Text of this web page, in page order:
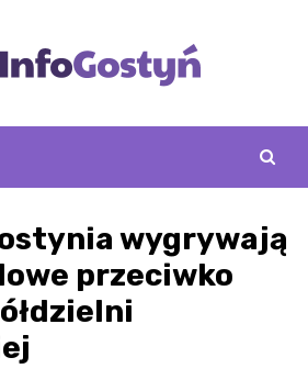
wygrywają
przeciwko